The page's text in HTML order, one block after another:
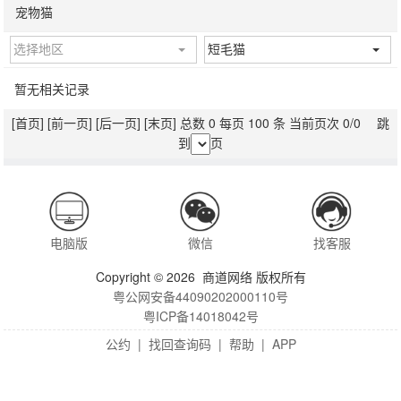
宠物猫
选择地区 短毛猫
暂无相关记录
[首页] [前一页] [后一页] [末页] 总数 0 每页 100 条 当前页次 0/0 跳
到
页
电脑版 微信
找客服
Copyright © 2026 商道网络 版权所有
粤公网安备44090202000110号
粤ICP备14018042号
公约 | 找回查询码 | 帮助 | APP